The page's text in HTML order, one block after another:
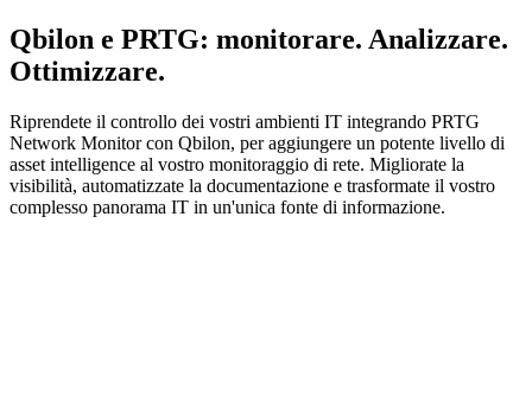
Qbilon e PRTG: monitorare. Analizzare.
Ottimizzare.
Riprendete il controllo dei vostri ambienti IT integrando PRTG
Network Monitor con Qbilon, per aggiungere un potente livello di
asset intelligence al vostro monitoraggio di rete. Migliorate la
visibilità, automatizzate la documentazione e trasformate il vostro
complesso panorama IT in un'unica fonte di informazione.